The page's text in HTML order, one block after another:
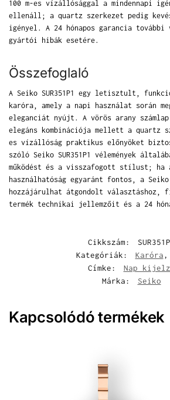
100 m-es vízállósággal a mindennapi
ellenáll; a quartz szerkezet pedig
igényel. A 24 hónapos garancia
gyártói hibák esetére.
Összefoglaló
A Seiko SUR351P1 egy letisztult,
karóra, amely a napi használat során
eleganciát nyújt. A vörös arany
elegáns kombinációja mellett a quartz
es vízállóság praktikus előnyöket
szóló Seiko SUR351P1 vélemények
működést és a visszafogott stílust; ha
használhatóság egyaránt fontos, a Seiko
hozzájárulhat átgondolt választáshoz,
termék technikai jellemzőit és a 24
Cikkszám:
Kategóriák:
Karóra,
Címke:
Nap
Márka:
Seiko
Kapcsolódó termékek